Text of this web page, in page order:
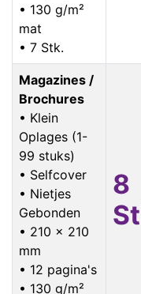
• 130 g/m²
mat
• 7 Stk.
Magazines /
Brochures
• Klein
Oplages (1-
99 stuks)
• Selfcover
• Nietjes
Gebonden
• 210 x 210
mm
• 12 pagina's
• 130 g/m²
8